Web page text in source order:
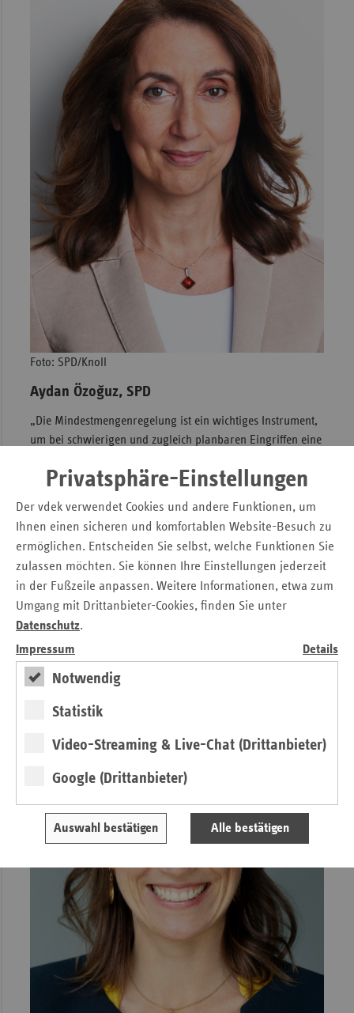
Privatsphäre-Einstellungen
Der vdek verwendet Cookies und andere Funktionen, um
Ihnen einen sicheren und komfortablen Website-Besuch zu
ermöglichen. Entscheiden Sie selbst, welche Funktionen Sie
zulassen möchten. Sie können Ihre Einstellungen jederzeit
in der Fußzeile anpassen. Weitere Informationen, etwa zum
Umgang mit Drittanbieter-Cookies, finden Sie unter
Datenschutz.
Impressum
Details
Notwendig
Statistik
Video-Streaming & Live-Chat (Drittanbieter)
Google (Drittanbieter)
Auswahl bestätigen Alle bestätigen
Foto: SPD/Knoll
Aydan Özoğuz, SPD
„Die Mindestmengenregelung ist ein wichtiges Instrument,
um bei schwierigen und zugleich planbaren Eingriffen eine
solche Eingriffe ist der Zusammenhang zwischen Fallzahl
Versorgung mehrfach nachgewiesen worden. Als Patientin
würde ich selber die Wahl der Klinik wesentlich auch nach
der Erfahrung des OP-Teams treffen. An der Umsetzung der
Regelung sollte daher weiter gearbeitet werden.
Gleichwohl muss bei der Umsetzung, die oftmals mit der
Verlagerung von Angeboten und Zentralisierung und damit
ggf. auch mit dem Abbau von wohnortnaher Versorgung
einhergeht, auf die Akzeptanz seitens der Betroffenen
hingewirkt werden.“